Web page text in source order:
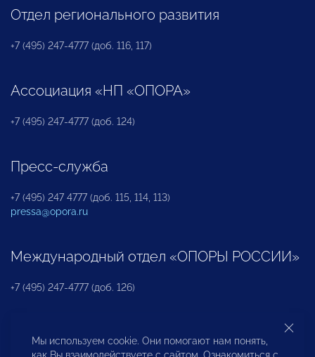
Отдел регионального развития
+7 (495) 247-4777 (доб. 116, 117)
Ассоциация «НП «ОПОРА»
+7 (495) 247-4777 (доб. 124)
Пресс-служба
+7 (495) 247 4777 (доб. 115, 114, 113)
pressa@opora.ru
Международный отдел «ОПОРЫ РОССИИ»
+7 (495) 247-4777 (доб. 126)
Бюро по защите прав предпринимателей и
инвесторов
Мы используем cookie. Они помогают нам понять,
как Вы взаимодействуете с сайтом. Ознакомиться с